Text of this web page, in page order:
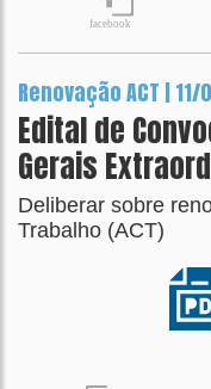
facebook
Renovação ACT |
Edital de
Gerais
Deliberar sobre
Trabalho (ACT)